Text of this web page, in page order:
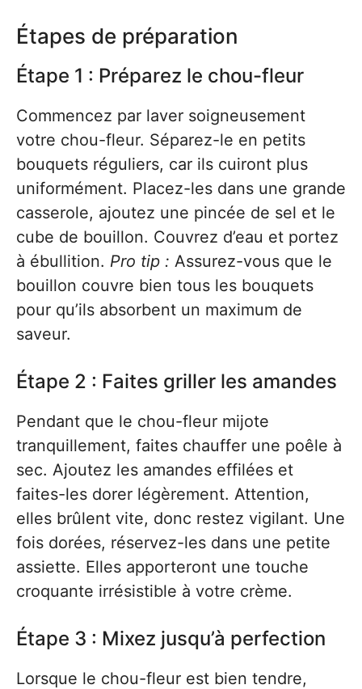
Étapes de préparation
Étape 1 : Préparez le chou-fleur
Commencez par laver soigneusement
votre chou-fleur. Séparez-le en petits
bouquets réguliers, car ils cuiront plus
uniformément. Placez-les dans une grande
casserole, ajoutez une pincée de sel et le
cube de bouillon. Couvrez d’eau et portez
à ébullition. Pro tip : Assurez-vous que le
bouillon couvre bien tous les bouquets
pour qu’ils absorbent un maximum de
saveur.
Étape 2 : Faites griller les amandes
Pendant que le chou-fleur mijote
tranquillement, faites chauffer une poêle à
sec. Ajoutez les amandes effilées et
faites-les dorer légèrement. Attention,
elles brûlent vite, donc restez vigilant. Une
fois dorées, réservez-les dans une petite
assiette. Elles apporteront une touche
croquante irrésistible à votre crème.
Étape 3 : Mixez jusqu’à perfection
Lorsque le chou-fleur est bien tendre,